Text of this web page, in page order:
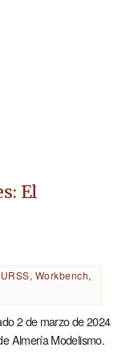
El
URSS, Workbench,
2 de marzo de 2024
Almería Modelismo.